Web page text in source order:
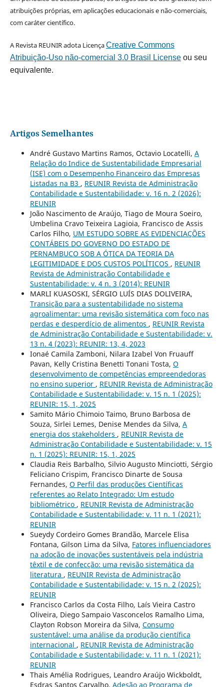
atribuições próprias, em aplicações educacionais e não-comerciais,
com caráter científico.
A Revista REUNIR adota LicençaCreative Commons
Atribuição-Uso não-comercial 3.0 Brasil Licenseou seu
equivalente.
Artigos Semelhantes
André Gustavo Martins Ramos, Octavio Locatelli, A
Relação do Indice de Sustentabilidade Empresarial
(ISE) com o Desempenho Financeiro das Empresas
Listadas na B3 , REUNIR Revista de Administração
Contabilidade e Sustentabilidade: v. 16 n. 2 (2026):
REUNIR
João Nascimento de Araújo, Tiago de Moura Soeiro,
Umbelina Cravo Teixeira Lagioia, Francisco de Assis
Carlos Filho, UM ESTUDO SOBRE AS EVIDENCIAÇÕES
CONTÁBEIS DO GOVERNO DO ESTADO DE
PERNAMBUCO SOB A ÓTICA DA TEORIA DA
LEGITIMIDADE E DOS CUSTOS POLÍTICOS , REUNIR
Revista de Administração Contabilidade e
Sustentabilidade: v. 4 n. 3 (2014): REUNIR
MARLI KUASOSKI, SÉRGIO LUÍS DIAS DOLIVEIRA,
Transição para a sustentabilidade no sistema
agroalimentar: uma revisão sistemática com foco nas
perdas e desperdício de alimentos , REUNIR Revista
de Administração Contabilidade e Sustentabilidade: v.
13 n. 4 (2023): REUNIR: 13, 4, 2023
Ionaé Camila Zamboni, Nilara Izabel Von Fruauff
Pavan, Kelly Cristina Benetti Tonani Tosta, O
desenvolvimento de competências empreendedoras
no ensino superior , REUNIR Revista de Administração
Contabilidade e Sustentabilidade: v. 15 n. 1 (2025):
REUNIR: 15, 1, 2025
Samito Mário Chimoio Taimo, Bruno Barbosa de
Souza, Sirlei Lemes, Denise Mendes da Silva, A
energia dos stakeholders , REUNIR Revista de
Administração Contabilidade e Sustentabilidade: v. 15
n. 1 (2025): REUNIR: 15, 1, 2025
Claudia Reis Barbalho, Silvio Augusto Minciotti, Sérgio
Feliciano Crispim, Francisco Dinarte de Sousa
Fernandes, O Perfil das produções Científicas
referentes ao Relato Integrado: Um estudo
bibliométrico , REUNIR Revista de Administração
Contabilidade e Sustentabilidade: v. 11 n. 1 (2021):
REUNIR
Sueydy Cordeiro Gomes Brandão, Marcele Elisa
Fontana, Gilson Lima da Silva, Fatores influenciadores
na adoção de inovações sustentáveis pela indústria
têxtil e de confecção: uma revisão sistemática da
literatura , REUNIR Revista de Administração
Contabilidade e Sustentabilidade: v. 15 n. 2 (2025):
REUNIR
Francisco Carlos da Costa Filho, Laís Vieira Castro
Oliveira, Diego Sampaio Vasconcelos Ramalho Lima,
Clayton Robson Moreira da Silva, Consumo
sustentável: uma análise da produção científica
internacional , REUNIR Revista de Administração
Contabilidade e Sustentabilidade: v. 11 n. 1 (2021):
REUNIR
Thais Amélia Rodrigues, Leandro Araújo Wickboldt,
Esdras Santos Carvalho, Adesão ao Programa de